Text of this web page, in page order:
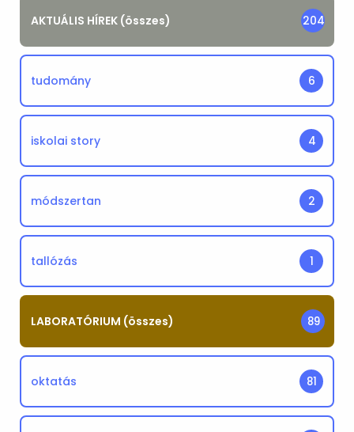
AKTUÁLIS HÍREK (összes) 204
tudomány 6
iskolai story 4
módszertan 2
tallózás 1
LABORATÓRIUM (összes) 89
oktatás 81